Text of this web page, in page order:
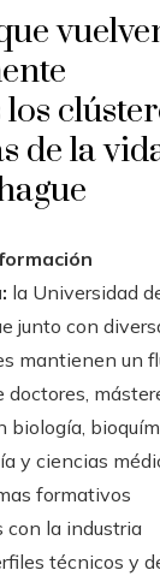
de la
la Universidad
junto con
mantienen un
doctores,
biología,
y ciencias
formativos
con la industria
técnicos y